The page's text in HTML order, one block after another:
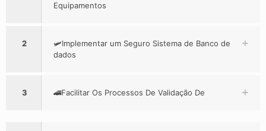
Equipamentos
2
🛩Implementar um Seguro Sistema de Banco de
dados
3 🚄Facilitar Os Processos De Validação De